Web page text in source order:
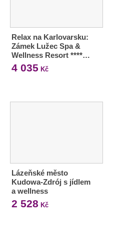
Relax na Karlovarsku:
Zámek Lužec Spa &
Wellness Resort ****…
4 035 Kč
Lázeňské město
Kudowa-Zdrój s jídlem
a wellness
2 528 Kč